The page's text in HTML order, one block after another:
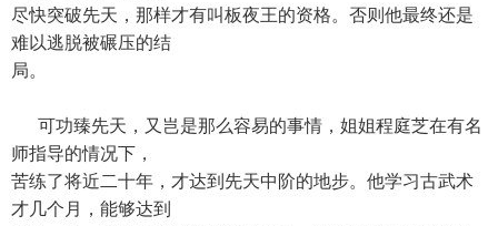
尽快突破先天，那样才有叫板夜王的资格。否则他最终还是
难以逃脱被碾压的结
局。
可功臻先天，又岂是那么容易的事情，姐姐程庭芝在有名
师指导的情况下，
苦练了将近二十年，才达到先天中阶的地步。他学习古武术
才几个月，能够达到